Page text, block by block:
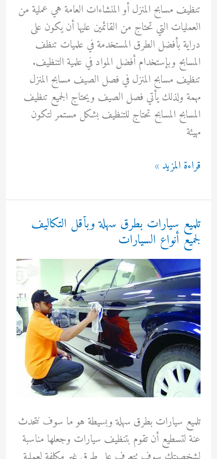
تنظيف مسابح المنزل أو المنشاءات العامة هي عملية من
العمليات التي تحتاج من القائمين عليها أن يكون على
دراية بأفضل الطرق المستخدمة في علميات تنظف
المسابح وبإستخدام أفضل المواد في علمية التنظيف.
تنظيف مسابح المنزل في فصل الصيف مسابح المنزل
مهمة ولذلك يأتي فصل الصيف ويحتاج الجميع تنظيف
المسابح المسابح تحتاج للتنظيف بشكل مستمر لتكون
مهيئة
تنظيف
أفكار
مميزة
بتكاليف
زهيدة
وبسرعة
كبيرة
قراءة المزيد »
تلميع سيارات بطرق سهلة وبأقل التكاليف
لجميع أنواع السيارات
تلميع سيارات بطرق سهلة وبسيطة هو ما سوف نتحدث
عنة لتسطيع أن تقوم بتنظيف سيارات وجعلها مناسبة